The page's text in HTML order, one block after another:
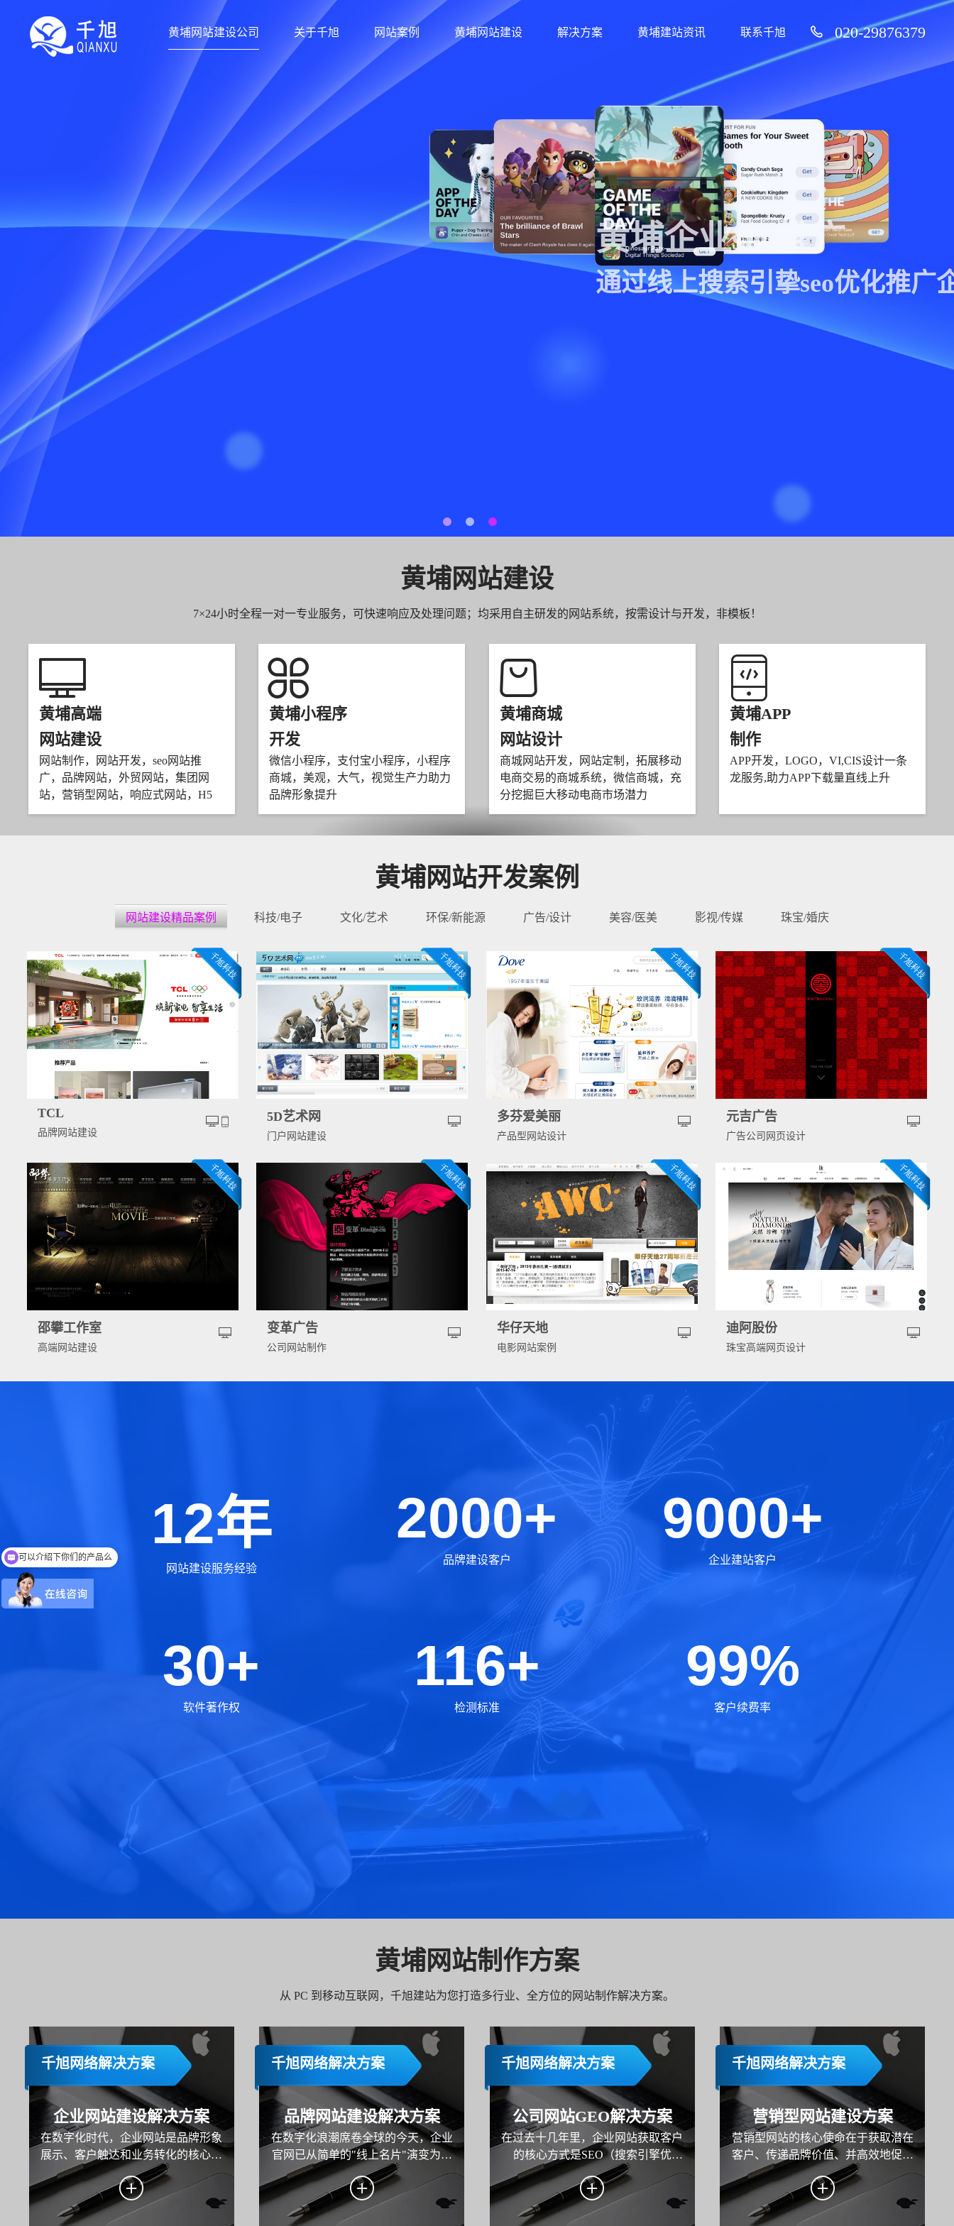
黄埔网站建设公司 关于千旭 网站案例 黄埔网站建设 解决方案 黄埔建站资讯 联系千旭 020-29876379
黄埔网站建设公司-千旭网络（12年经验/30+软件著作权/99%客户续费率）
千旭网络科技
为黄埔企业提供网站建设，网站制作，网站设计服务
黄埔网站建设
7×24小时全程一对一专业服务，可快速响应及处理问题；均采用自主研发的网站系统，按需设计与开发，非模板！
黄埔高端
网站建设
网站制作，网站开发，seo网站推
广，品牌网站，外贸网站，集团网
站，营销型网站，响应式网站，H5
黄埔小程序
开发
微信小程序，支付宝小程序，小程序
商城，美观，大气，视觉生产力助力
品牌形象提升
黄埔商城
网站设计
商城网站开发，网站定制，拓展移动
电商交易的商城系统，微信商城，充
分挖掘巨大移动电商市场潜力
黄埔APP
制作
APP开发，LOGO，VI,CIS设计一条
龙服务,助力APP下载量直线上升
黄埔网站开发案例
网站建设精品案例 科技/电子 文化/艺术 环保/新能源 广告/设计 美容/医美 影视/传媒 珠宝/婚庆
TCL
品牌网站建设
5D艺术网
门户网站建设
多芬爱美丽
产品型网站设计
元吉广告
广告公司网页设计
邵攀工作室
高端网站建设
变革广告
公司网站制作
华仔天地
电影网站案例
迪阿股份
珠宝高端网页设计
12年
网站建设服务经验
2000+
品牌建设客户
9000+
企业建站客户
30+
软件著作权
116+
检测标准
99%
客户续费率
黄埔网站制作方案
从 PC 到移动互联网，千旭建站为您打造多行业、全方位的网站制作解决方案。
千旭网络解决方案
企业网站建设解决方案
在数字化时代，企业网站是品牌形象
展示、客户触达和业务转化的核心载
体。本方案旨在为企业打造一个功能
完善、用户体验优秀且具备市场竞争
力的网站，助力企业实现品牌传播、
用户服务与业务增长的目标。
千旭网络解决方案
品牌网站建设解决方案
在数字化浪潮席卷全球的今天，企业
官网已从简单的"线上名片"演变为品
牌战略的核心枢纽、市场营销的主阵
地与用户运营的关键载体。本方案旨
在为企业规划并构建一个集品牌展
示、内容营销、线索转化与用户服务
千旭网络解决方案
公司网站GEO解决方案
在过去十几年里，企业网站获取客户
的核心方式是SEO（搜索引擎优
化）。但从2024年开始，一个更深层
的变化正在发生——用户不再只"搜
索"，而是开始"询问AI"。 从 ChatGPT
到 Google Gemini，再到各类AI搜索产
千旭网络解决方案
营销型网站建设方案
营销型网站的核心使命在于获取潜在
客户、传递品牌价值、并高效地促成
转化。本方案旨在为某企业系统性地
规划与构建一个以数据驱动、以用户
为中心、以转化为导向的高性能营销
平台。方案将深入阐述从目标设定、
你们是怎么收费的呢